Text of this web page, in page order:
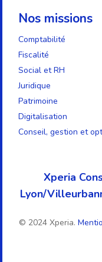
Nos missions
Comptabilité
Fiscalité
Social et RH
Juridique
Patrimoine
Digitalisation
Conseil, gestion et
Xperia
Lyon/
© 2024 Xperia.